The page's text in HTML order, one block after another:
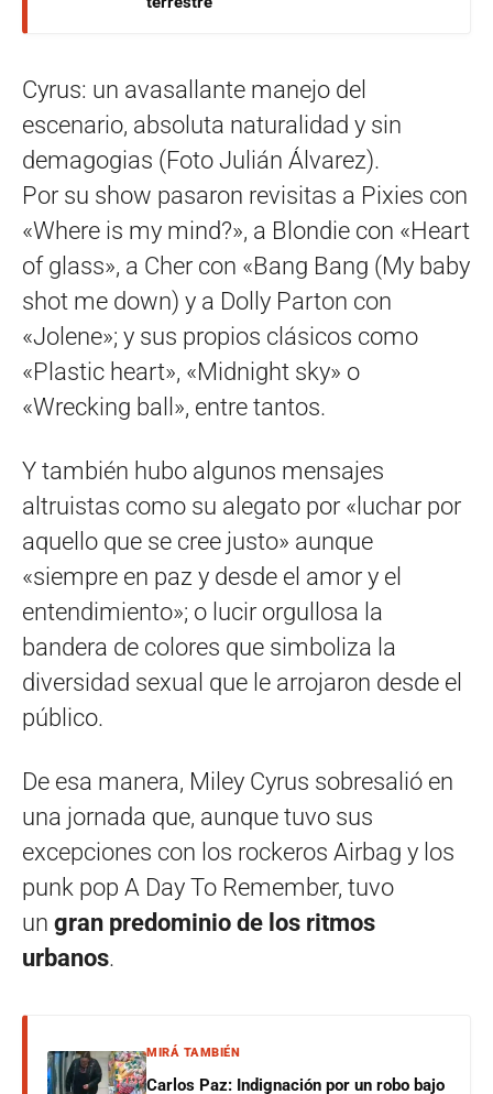
Cyrus: un avasallante manejo del
escenario, absoluta naturalidad y sin
demagogias (Foto Julián Álvarez).
Por su show pasaron revisitas a Pixies con
«Where is my mind?», a Blondie con «Heart
of glass», a Cher con «Bang Bang (My baby
shot me down) y a Dolly Parton con
«Jolene»; y sus propios clásicos como
«Plastic heart», «Midnight sky» o
«Wrecking ball», entre tantos.
Y también hubo algunos mensajes
altruistas como su alegato por «luchar por
aquello que se cree justo» aunque
«siempre en paz y desde el amor y el
entendimiento»; o lucir orgullosa la
bandera de colores que simboliza la
diversidad sexual que le arrojaron desde el
público.
De esa manera, Miley Cyrus sobresalió en
una jornada que, aunque tuvo sus
excepciones con los rockeros Airbag y los
punk pop A Day To Remember, tuvo
un gran predominio de los ritmos
urbanos.
MIRÁ TAMBIÉN
Carlos Paz: Indignación por un robo bajo